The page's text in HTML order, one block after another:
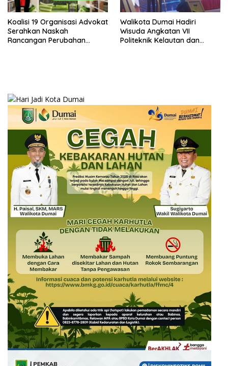
Koalisi 19 Organisasi Advokat
Serahkan Naskah
Rancangan Perubahan
Walikota Dumai Hadiri
Wisuda Angkatan VII
Politeknik Kelautan dan